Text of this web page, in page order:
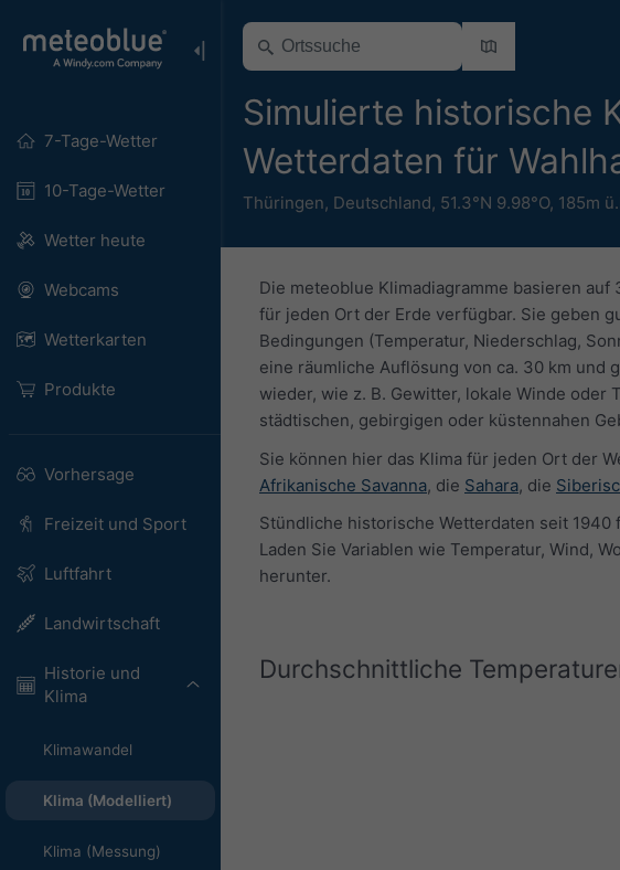
7-Tage-Wetter
10-Tage-Wetter
Wetter heute
Webcams
Wetterkarten
Produkte
Vorhersage
Freizeit und Sport
Luftfahrt
Landwirtschaft
Historie und
Klima
Klimawandel
Klima (Modelliert)
Klima (Messung)
Simulierte historische
Wetterdaten für
Thüringen, Deutschland, 51.3°N 9.98°O, 185m
Die meteoblue Klimadiagramme basieren
für jeden Ort der Erde verfügbar. Sie geben
Bedingungen (Temperatur, Niederschlag,
eine räumliche Auflösung von ca. 30 km
wieder, wie z. B. Gewitter, lokale Winde
städtischen, gebirgigen oder küstennahen
Sie können hier das Klima für jeden Ort der
Afrikanische Savanna, die Sahara, die
Stündliche historische Wetterdaten seit 1940
Laden Sie Variablen wie Temperatur, Wind,
herunter.
Durchschnittliche